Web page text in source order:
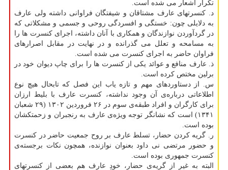
تکرار اشعار می شده است.
د. کنسرتهای عارف مشتاقان و شیفتگان فراوانی داشته ولی عارف
به دلایلی چون: خستگی و افسردگی روحی و جسمی و مشکلاتی که
در گردآوردن نوازندگان و همکاری با آنان داشته، اجرای کنسرت ها را
به مسامحه و تعلل می گذرانده و در نهایت در مقابل اصرارهای
فراوان حاضر به اجرای کنسرت می شده است.
ذ. عارف منافع و عوائد یکی از کنسرت ها را برای چاپ دیوان خود در
برلین مختص کرده است.
س. از دستاوردهای مهم و تازه یاب این فصل که تابحال هیچ نوع
اطلاعاتی درباره‌ی آن وجود نداشته، کنسرت عارف با بلیط ارزان
برای کارگران و افراد طبقه‌ی سوم در ۲۶ فروردین ۱۳۰۲ (۲۹ شعبان
۱۳۴۱) است که نشانگر توجه ویژه‌ی عارف به رنجبران و زحمتکشان
بوده است.
ر. گریه کردن حضار، تسلط عارف بر روح جمعیت حاضر در کنسرت
و حضور مرتضی نی داود بعنوان نوازنده، همچون نکات برجسته‌ی
کنسرت جمهوری بوده است.
البته به غیر از گریه‌ی حضار، خودِ عارف هم بعضی از کنسرتهای